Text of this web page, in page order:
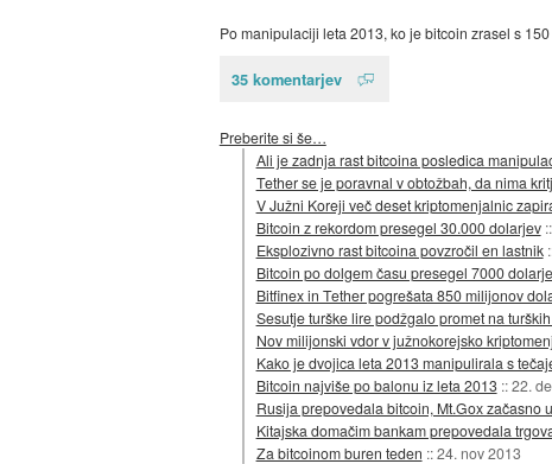
Po manipulaciji leta 2013, ko je bitcoin zrasel s
35 komentarjev
Preberite si še…
Ali je zadnja rast bitcoina posledica
Tether se je poravnal v obtožbah, da nima
V Južni Koreji več deset kriptomenjalnic
Bitcoin z rekordom presegel 30.000 dolarjev ::
Eksplozivno rast bitcoina povzročil en lastnik
Bitcoin po dolgem času presegel 7000
Bitfinex in Tether pogrešata 850 milijonov
Sesutje turške lire podžgalo promet na
Nov milijonski vdor v južnokorejsko
Kako je dvojica leta 2013 manipulirala s
Bitcoin najviše po balonu iz leta 2013 ::22.
Rusija prepovedala bitcoin, Mt.Gox začasno
Kitajska domačim bankam prepovedala
Za bitcoinom buren teden ::24. nov 2013